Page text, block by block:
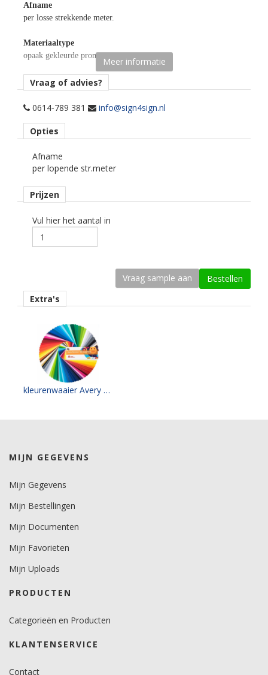
Afname
per losse strekkende meter.
Materiaaltype
opaak gekleurde promotionele snijfolie.
Kenmerk belijming
permanent, transparant, water gebaseerd.
vlak.
Dikte
75 mu.
Kleefkracht (N/1000 mm)
gecoat kraft papier
Minimale aanbrengstemperatuur (°C)
Temperatuurbereik (°C)
-40 tot +100.
Levensduurverwachting
wit en zwart 5 jaar.
ja.
Meer informatie
Vraag of advies?
0614-789 381 info@sign4sign.nl
Opties
Afname
per lopende str.meter
Prijzen
Vul hier het aantal in
Extra's
kleurenwaaier Avery 500 serie
MIJN GEGEVENS
Mijn Gegevens
Mijn Bestellingen
Mijn Documenten
Mijn Favorieten
Mijn Uploads
PRODUCTEN
Categorieën en Producten
KLANTENSERVICE
Contact